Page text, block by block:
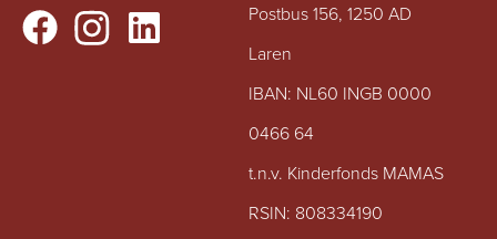
Postbus 156, 1250 AD
Laren
IBAN: NL60 INGB 0000
0466 64
t.n.v. Kinderfonds MAMAS
RSIN: 808334190